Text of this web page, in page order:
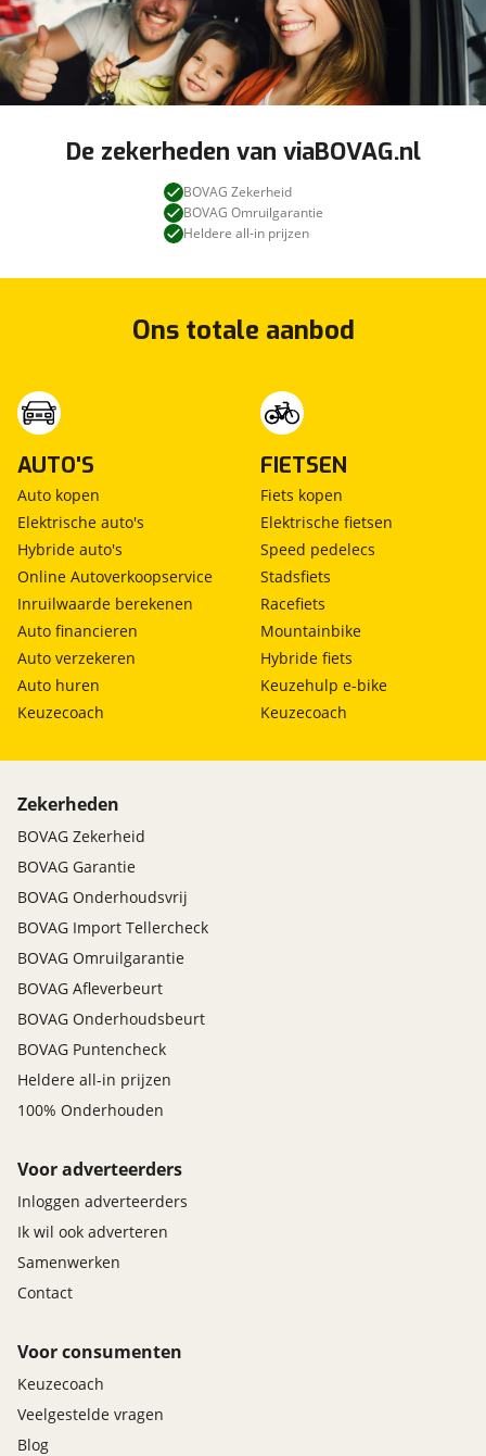
De zekerheden van viaBOVAG.nl
BOVAG Zekerheid
BOVAG Omruilgarantie
Heldere all-in prijzen
Ons totale aanbod
AUTO'S
Auto kopen
Elektrische auto's
Hybride auto's
Online Autoverkoopservice
Inruilwaarde berekenen
Auto financieren
Auto verzekeren
Auto huren
Keuzecoach
FIETSEN
Fiets kopen
Elektrische fietsen
Speed pedelecs
Stadsfiets
Racefiets
Mountainbike
Hybride fiets
Keuzehulp e-bike
Keuzecoach
Zekerheden
BOVAG Zekerheid
BOVAG Garantie
BOVAG Onderhoudsvrij
BOVAG Import Tellercheck
BOVAG Omruilgarantie
BOVAG Afleverbeurt
BOVAG Onderhoudsbeurt
BOVAG Puntencheck
Heldere all-in prijzen
100% Onderhouden
Voor adverteerders
Inloggen adverteerders
Ik wil ook adverteren
Samenwerken
Contact
Voor consumenten
Keuzecoach
Veelgestelde vragen
Blog